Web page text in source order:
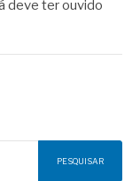
deve ter ouvido
PESQUISAR